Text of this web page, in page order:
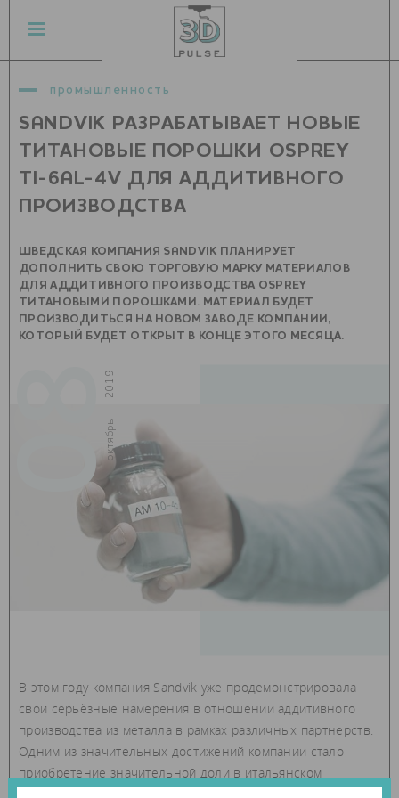
промышленность
SANDVIK РАЗРАБАТЫВАЕТ НОВЫЕ
ТИТАНОВЫЕ ПОРОШКИ OSPREY
TI-6AL-4V ДЛЯ АДДИТИВНОГО
ПРОИЗВОДСТВА
ШВЕДСКАЯ КОМПАНИЯ SANDVIK ПЛАНИРУЕТ
ДОПОЛНИТЬ СВОЮ ТОРГОВУЮ МАРКУ МАТЕРИАЛОВ
ДЛЯ АДДИТИВНОГО ПРОИЗВОДСТВА OSPREY
ТИТАНОВЫМИ ПОРОШКАМИ. МАТЕРИАЛ БУДЕТ
ПРОИЗВОДИТЬСЯ НА НОВОМ ЗАВОДЕ КОМПАНИИ,
КОТОРЫЙ БУДЕТ ОТКРЫТ В КОНЦЕ ЭТОГО МЕСЯЦА.
08
октябрь — 2019
В этом году компания Sandvik уже продемонстрировала
свои серьёзные намерения в отношении аддитивного
производства из металла в рамках различных партнерств.
Одним из значительных достижений компании стало
приобретение значительной доли в итальянском